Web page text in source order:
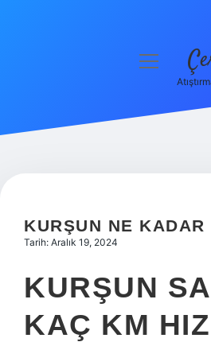
Hakkımızda
menüyü
KURŞUN NE KADAR
Tarih: Aralık 19, 2024
KURŞUN
KAÇ KM